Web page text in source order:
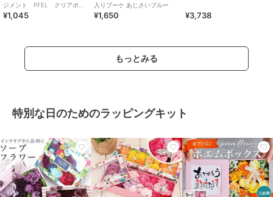
ジメント PFEL クリアポー
チ アイスランドモスモスグ
¥1,045
入りブーケ あじさいブルー
¥1,650 ¥3,738
もっとみる
特別な日のためのラッピングキット